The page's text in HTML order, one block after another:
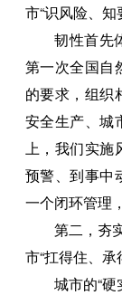
市“识风险、知
韧性首先
第一次全国自
的要求，组织
安全生产、城
上，我们实
预警、到事中
一个闭环管理
第二，夯
市“扛得住、承
城市的“